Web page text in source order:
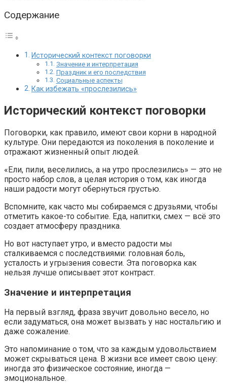
Содержание
Исторический контекст поговорки
Значение и интерпретация
Праздник и его последствия
Социальные аспекты
Как избежать «прослезились»
Исторический контекст поговорки
Поговорки, как правило, имеют свои корни в народной
культуре. Они передаются из поколения в поколение и
отражают жизненный опыт людей.
«Ели, пили, веселились, а на утро прослезились» — это не
просто набор слов, а целая история о том, как иногда
наши радости могут обернуться грустью.
Вспомните, как часто мы собираемся с друзьями, чтобы
отметить какое-то событие. Еда, напитки, смех — всё это
создает атмосферу праздника.
Но вот наступает утро, и вместо радости мы
сталкиваемся с последствиями: головная боль,
усталость и угрызения совести. Эта поговорка как
нельзя лучше описывает этот контраст.
Значение и интерпретация
На первый взгляд, фраза звучит довольно весело, но
если задуматься, она может вызвать у нас ностальгию и
даже сожаление.
Это напоминание о том, что за каждым удовольствием
может скрываться цена. В жизни все имеет свою цену:
иногда это физическое состояние, иногда —
эмоциональное.